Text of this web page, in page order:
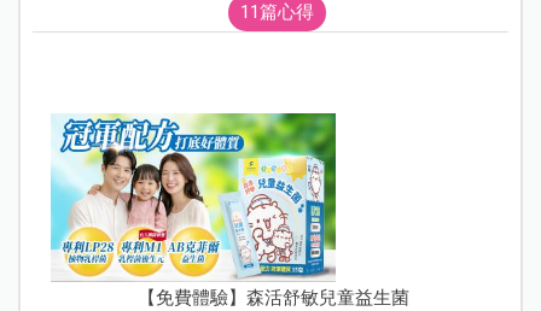
11篇心得
【免費體驗】森活舒敏兒童益生菌